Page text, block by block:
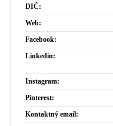
DIČ:
Web:
Facebook:
Linkedin:
Instagram:
Pinterest:
Kontaktný email: